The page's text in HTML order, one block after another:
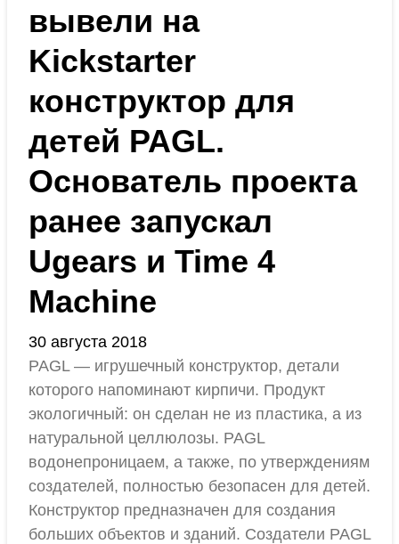
вывели на
Kickstarter
конструктор для
детей PAGL.
Основатель проекта
ранее запускал
Ugears и Time 4
Machine
30 августа 2018
PAGL — игрушечный конструктор, детали
которого напоминают кирпичи. Продукт
экологичный: он сделан не из пластика, а из
натуральной целлюлозы. PAGL
водонепроницаем, а также, по утверждениям
создателей, полностью безопасен для детей.
Конструктор предназначен для создания
больших объектов и зданий. Создатели PAGL